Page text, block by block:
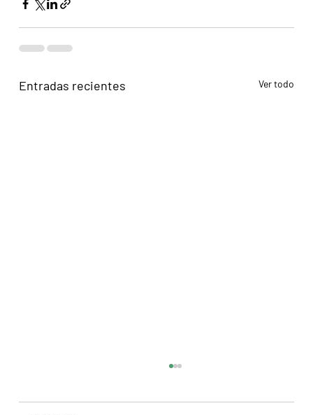
Entradas recientes Ver todo